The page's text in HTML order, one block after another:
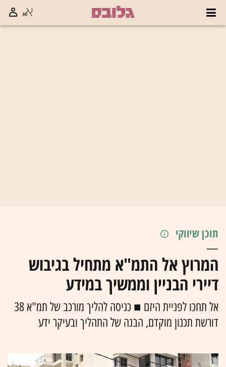
תוכן שיווקי
המרוץ אל התמ"א מתחיל בגיבוש
דיירי הבניין וממשיך במידע
אל תחכו לפניית היזם ■ כניסה להליך מורכב של תמ"א 38
דורשת תכנון מוקדם, הבנה של התהליך ובעיקר ידע